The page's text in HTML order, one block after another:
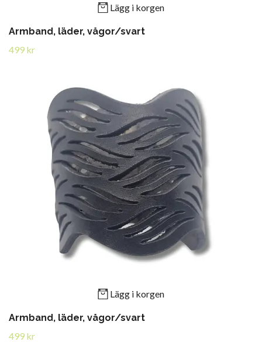
Lägg i korgen
Armband, läder, vågor/svart
499 kr
Lägg i korgen
Armband, läder, vågor/svart
499 kr